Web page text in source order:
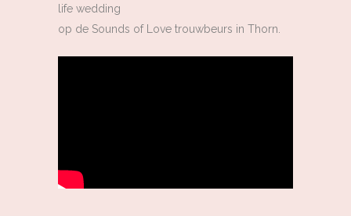
life wedding
op de Sounds of Love trouwbeurs in Thorn.